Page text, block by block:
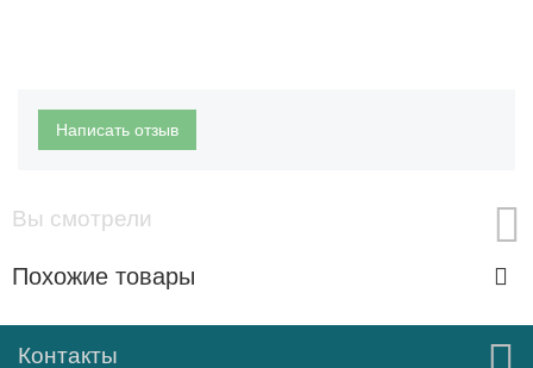
Написать отзыв
Вы смотрели
Похожие товары
Контакты